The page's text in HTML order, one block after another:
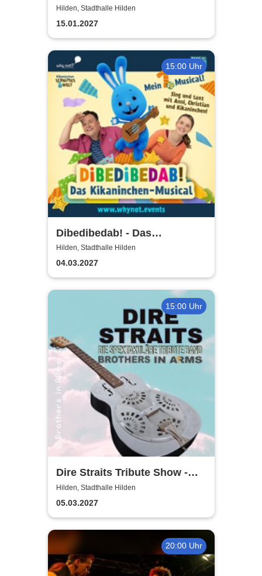
Musicals
Hilden, Stadthalle Hilden
15.01.2027
15:00 Uhr
Dibedibedab! - Das
Kikaninchen-Musical
Hilden, Stadthalle Hilden
04.03.2027
15:00 Uhr
Dire Straits Tribute Show -
Brothers in Arms
Hilden, Stadthalle Hilden
05.03.2027
20:00 Uhr